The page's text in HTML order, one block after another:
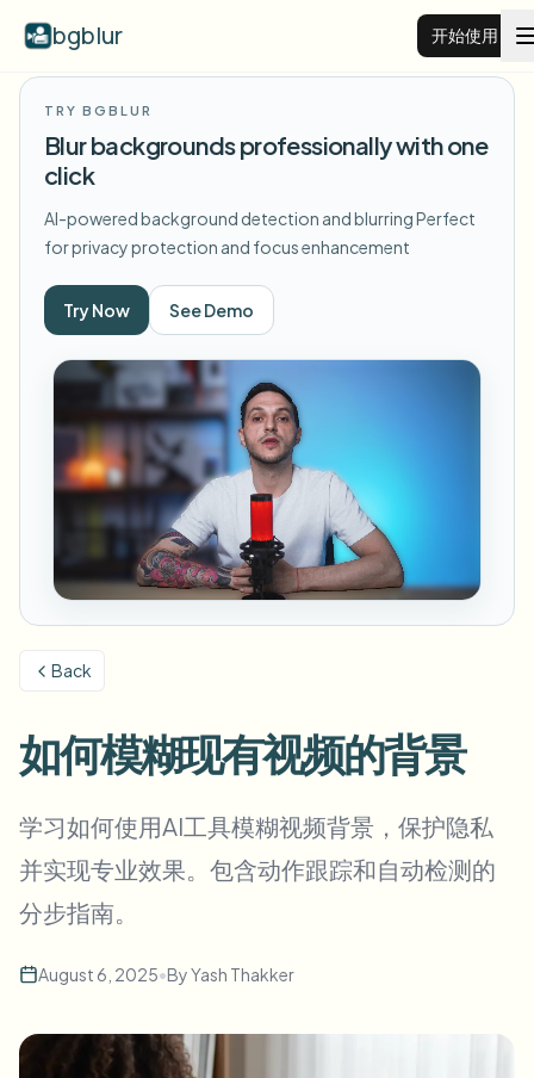
bgblur 开始使用
示例
浏览完整示例库
模糊人脸
模糊车牌
模糊背景
模糊任何内容
GDPR合规模糊
街头采访模糊
游戏与直播模糊
功能
View all features
Browse every blur tool in one place
模糊车牌
模糊人脸
AI Video Object Remover
人脸匿名化
换脸 - 图片
企业
学校与教育
校园摄像头、讲座和地区批量隐私
媒体与娱乐
试映、发布和合规
零售与电商
医疗
诊所和面向患者的视频管理
公共部门
FOIA、安全披露和编辑
大批量、保留期和SLA
车队、行车记录仪和停车场大规模处理
常见问题
博客
Whitepapers
工具
Choose language
TRY BGBLUR
Blur backgrounds professionally with one
click
AI-powered background detection and blurringPerfect
for privacy protection and focus enhancement
Try Now See Demo
Back
如何模糊现有视频的背景
学习如何使用AI工具模糊视频背景，保护隐私
并实现专业效果。包含动作跟踪和自动检测的
分步指南。
August 6, 2025•ByYash Thakker